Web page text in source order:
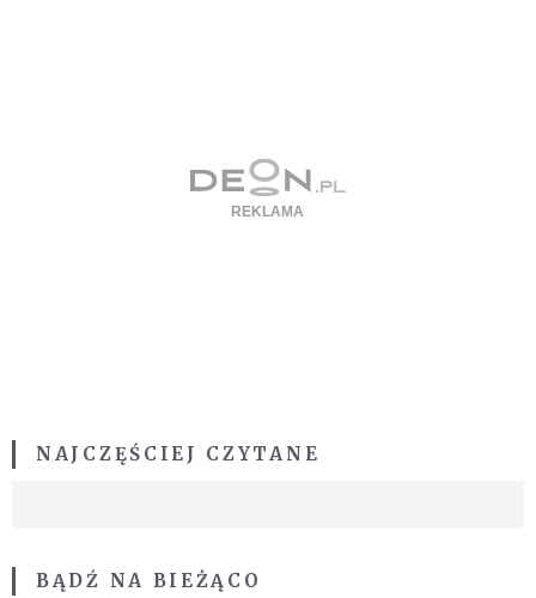
NAJCZĘŚCIEJ CZYTANE
BĄDŹ NA BIEŻĄCO